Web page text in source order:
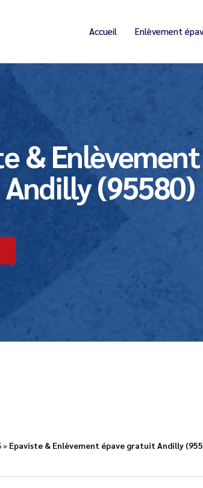
Accueil Enlèvement
&
(95580)
» Epaviste & Enlèvement épave gratuit Andilly